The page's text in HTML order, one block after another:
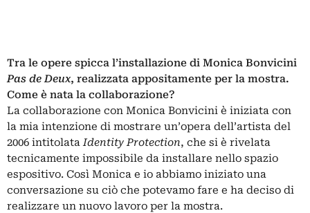
Tra le opere spicca l’installazione di Monica Bonvicini
Pas de Deux, realizzata appositamente per la mostra.
Come è nata la collaborazione?
La collaborazione con Monica Bonvicini è iniziata con
la mia intenzione di mostrare un’opera dell’artista del
2006 intitolata Identity Protection, che si è rivelata
tecnicamente impossibile da installare nello spazio
espositivo. Così Monica e io abbiamo iniziato una
conversazione su ciò che potevamo fare e ha deciso di
realizzare un nuovo lavoro per la mostra.